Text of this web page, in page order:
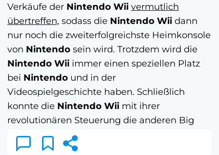
Verkäufe der Nintendo Wii vermutlich
übertreffen, sodass die Nintendo Wii dann
nur noch die zweiterfolgreichste Heimkonsole
von Nintendo sein wird. Trotzdem wird die
Nintendo Wii immer einen speziellen Platz
bei Nintendo und in der
Videospielgeschichte haben. Schließlich
konnte die Nintendo Wii mit ihrer
revolutionären Steuerung die anderen Big
Player der Konkurrenz mit den
Verkaufszahlen weit hinter sich lassen, was zu